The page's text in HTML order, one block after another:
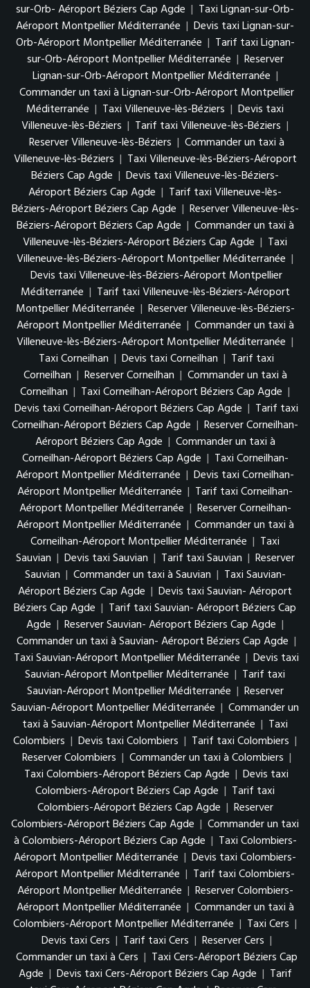
sur-Orb- Aéroport Béziers Cap Agde | Taxi Lignan-sur-Orb-
Aéroport Montpellier Méditerranée | Devis taxi Lignan-sur-
Orb-Aéroport Montpellier Méditerranée | Tarif taxi Lignan-
sur-Orb-Aéroport Montpellier Méditerranée | Reserver
Lignan-sur-Orb-Aéroport Montpellier Méditerranée |
Commander un taxi à Lignan-sur-Orb-Aéroport Montpellier
Méditerranée | Taxi Villeneuve-lès-Béziers | Devis taxi
Villeneuve-lès-Béziers | Tarif taxi Villeneuve-lès-Béziers |
Reserver Villeneuve-lès-Béziers | Commander un taxi à
Villeneuve-lès-Béziers | Taxi Villeneuve-lès-Béziers-Aéroport
Béziers Cap Agde | Devis taxi Villeneuve-lès-Béziers-
Aéroport Béziers Cap Agde | Tarif taxi Villeneuve-lès-
Béziers-Aéroport Béziers Cap Agde | Reserver Villeneuve-lès-
Béziers-Aéroport Béziers Cap Agde | Commander un taxi à
Villeneuve-lès-Béziers-Aéroport Béziers Cap Agde | Taxi
Villeneuve-lès-Béziers-Aéroport Montpellier Méditerranée |
Devis taxi Villeneuve-lès-Béziers-Aéroport Montpellier
Méditerranée | Tarif taxi Villeneuve-lès-Béziers-Aéroport
Montpellier Méditerranée | Reserver Villeneuve-lès-Béziers-
Aéroport Montpellier Méditerranée | Commander un taxi à
Villeneuve-lès-Béziers-Aéroport Montpellier Méditerranée |
Taxi Corneilhan | Devis taxi Corneilhan | Tarif taxi
Corneilhan | Reserver Corneilhan | Commander un taxi à
Corneilhan | Taxi Corneilhan-Aéroport Béziers Cap Agde |
Devis taxi Corneilhan-Aéroport Béziers Cap Agde | Tarif taxi
Corneilhan-Aéroport Béziers Cap Agde | Reserver Corneilhan-
Aéroport Béziers Cap Agde | Commander un taxi à
Corneilhan-Aéroport Béziers Cap Agde | Taxi Corneilhan-
Aéroport Montpellier Méditerranée | Devis taxi Corneilhan-
Aéroport Montpellier Méditerranée | Tarif taxi Corneilhan-
Aéroport Montpellier Méditerranée | Reserver Corneilhan-
Aéroport Montpellier Méditerranée | Commander un taxi à
Corneilhan-Aéroport Montpellier Méditerranée | Taxi
Sauvian | Devis taxi Sauvian | Tarif taxi Sauvian | Reserver
Sauvian | Commander un taxi à Sauvian | Taxi Sauvian-
Aéroport Béziers Cap Agde | Devis taxi Sauvian- Aéroport
Béziers Cap Agde | Tarif taxi Sauvian- Aéroport Béziers Cap
Agde | Reserver Sauvian- Aéroport Béziers Cap Agde |
Commander un taxi à Sauvian- Aéroport Béziers Cap Agde |
Taxi Sauvian-Aéroport Montpellier Méditerranée | Devis taxi
Sauvian-Aéroport Montpellier Méditerranée | Tarif taxi
Sauvian-Aéroport Montpellier Méditerranée | Reserver
Sauvian-Aéroport Montpellier Méditerranée | Commander un
taxi à Sauvian-Aéroport Montpellier Méditerranée | Taxi
Colombiers | Devis taxi Colombiers | Tarif taxi Colombiers |
Reserver Colombiers | Commander un taxi à Colombiers |
Taxi Colombiers-Aéroport Béziers Cap Agde | Devis taxi
Colombiers-Aéroport Béziers Cap Agde | Tarif taxi
Colombiers-Aéroport Béziers Cap Agde | Reserver
Colombiers-Aéroport Béziers Cap Agde | Commander un taxi
à Colombiers-Aéroport Béziers Cap Agde | Taxi Colombiers-
Aéroport Montpellier Méditerranée | Devis taxi Colombiers-
Aéroport Montpellier Méditerranée | Tarif taxi Colombiers-
Aéroport Montpellier Méditerranée | Reserver Colombiers-
Aéroport Montpellier Méditerranée | Commander un taxi à
Colombiers-Aéroport Montpellier Méditerranée | Taxi Cers |
Devis taxi Cers | Tarif taxi Cers | Reserver Cers |
Commander un taxi à Cers | Taxi Cers-Aéroport Béziers Cap
Agde | Devis taxi Cers-Aéroport Béziers Cap Agde | Tarif